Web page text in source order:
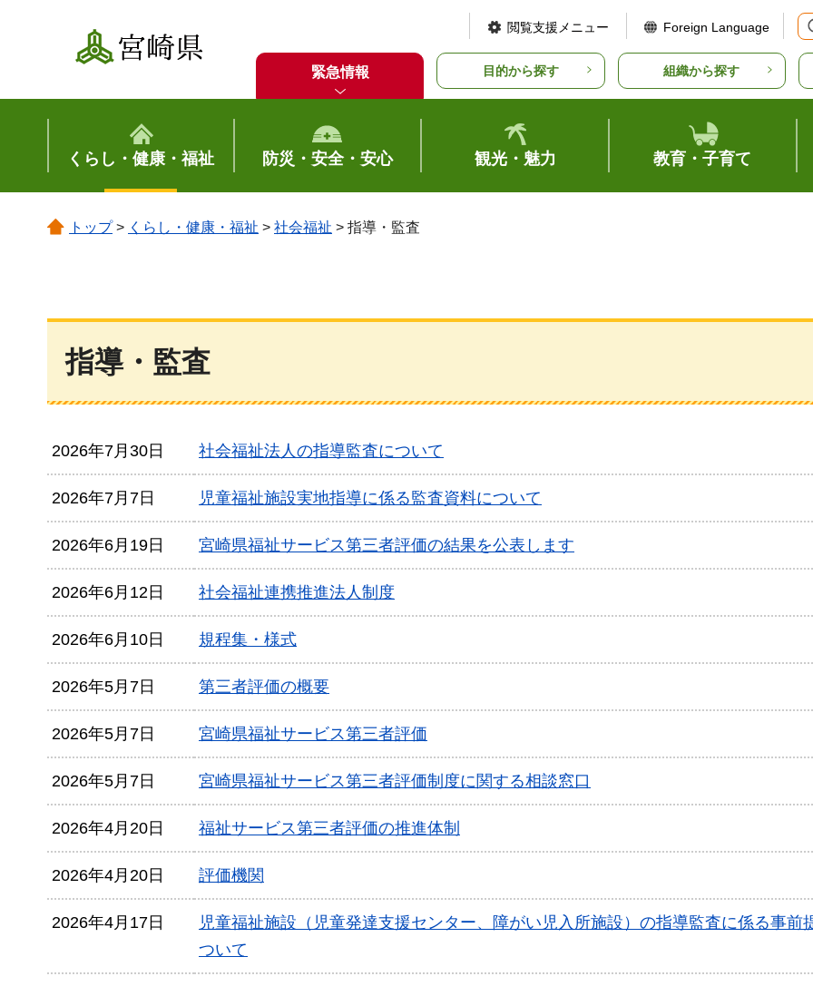
宮崎県
閲覧支援メニュー Foreign Language
緊急情報 目的から探す 組織から探す
くらし・健康・福祉 防災・安全・安心 観光・魅力 教育・子育て
トップ> くらし・健康・福祉 > 社会福祉 > 指導・監査
指導・監査
2026年7月30日 社会福祉法人の指導監査について
2026年7月7日 児童福祉施設実地指導に係る監査資料について
2026年6月19日 宮崎県福祉サービス第三者評価の結果を公表します
2026年6月12日 社会福祉連携推進法人制度
2026年6月10日 規程集・様式
2026年5月7日 第三者評価の概要
2026年5月7日 宮崎県福祉サービス第三者評価
2026年5月7日 宮崎県福祉サービス第三者評価制度に関する相談窓口
2026年4月20日 福祉サービス第三者評価の推進体制
2026年4月20日 評価機関
2026年4月17日
児童福祉施設（児童発達支援センター、障がい児入所施設）の指導監査に係る事前
ついて